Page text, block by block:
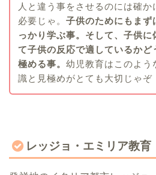
人と違う事をさせるのには確か
必要じゃ。 子供のためにもまず
っかり学ぶ事。そして、子供に
て子供の反応で適しているかど
極める事。 幼児教育はこのよう
識と見極めがとても大切じゃぞ
レッジョ・エミリア教育